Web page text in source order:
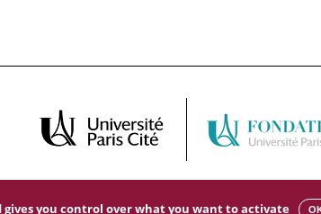
gives you control over what you want to activate